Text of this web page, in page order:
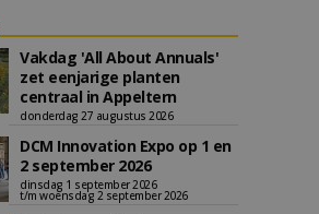
Vakdag 'All About Annuals'
zet eenjarige planten
centraal in Appeltern
donderdag 27 augustus 2026
DCM Innovation Expo op 1 en
2 september 2026
dinsdag 1 september 2026
t/m woensdag 2 september 2026